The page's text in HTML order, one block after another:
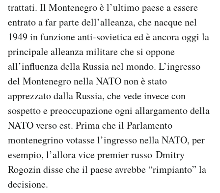
trattati. Il Montenegro è l’ultimo paese a essere
entrato a far parte dell’alleanza, che nacque nel
1949 in funzione anti-sovietica ed è ancora oggi la
principale alleanza militare che si oppone
all’influenza della Russia nel mondo. L’ingresso
del Montenegro nella NATO non è stato
apprezzato dalla Russia, che vede invece con
sospetto e preoccupazione ogni allargamento della
NATO verso est. Prima che il Parlamento
montenegrino votasse l’ingresso nella NATO, per
esempio, l’allora vice premier russo Dmitry
Rogozin disse che il paese avrebbe “rimpianto” la
decisione.